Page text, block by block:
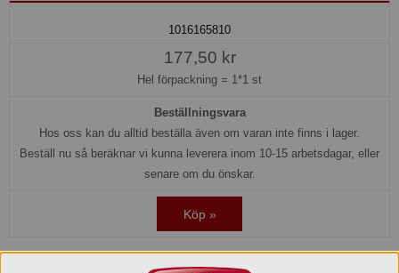
1016165810
177,50 kr
Hel förpackning = 1*1 st
Beställningsvara
Hos oss kan du alltid beställa även om varan inte finns i lager.
Beställ nu så beräknar vi kunna leverera inom 10-15 arbetsdagar, eller
senare om du önskar.
Köp »